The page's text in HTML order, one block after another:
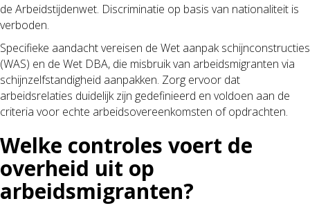
de Arbeidstijdenwet. Discriminatie op basis van nationaliteit is
verboden.
Specifieke aandacht vereisen de Wet aanpak schijnconstructies
(WAS) en de Wet DBA, die misbruik van arbeidsmigranten via
schijnzelfstandigheid aanpakken. Zorg ervoor dat
arbeidsrelaties duidelijk zijn gedefinieerd en voldoen aan de
criteria voor echte arbeidsovereenkomsten of opdrachten.
Welke controles voert de
overheid uit op
arbeidsmigranten?